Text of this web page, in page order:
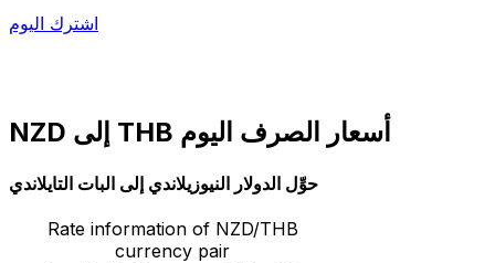
اشترك اليوم
NZD إلى THB أسعار الصرف اليوم
حوِّل الدولار النيوزيلاندي إلى البات التايلاندي
Rate information of NZD/THB
currency pair